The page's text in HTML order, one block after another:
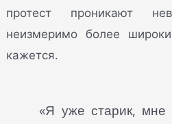
протест проникают
неизмеримо более
кажется.
«Я уже старик,